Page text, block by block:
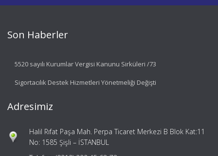
Son Haberler
5520 sayılı Kurumlar Vergisi Kanunu Sirküleri /73
Sigortacılık Destek Hizmetleri Yönetmeliği Değişti
Adresimiz
Halil Rıfat Paşa Mah. Perpa Ticaret Merkezi B Blok Kat:11
No: 1585 Şişli – İSTANBUL